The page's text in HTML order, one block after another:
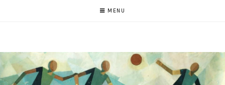
MENU